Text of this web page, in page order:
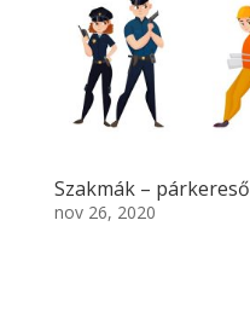
Szakmák – párkereső
nov 26, 2020